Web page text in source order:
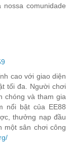
nossa comunidade
cao với giao diện
tối đa. Người chơi
chóng và tham gia
nổi bật của EE88
thưởng nạp đầu
một sân chơi công